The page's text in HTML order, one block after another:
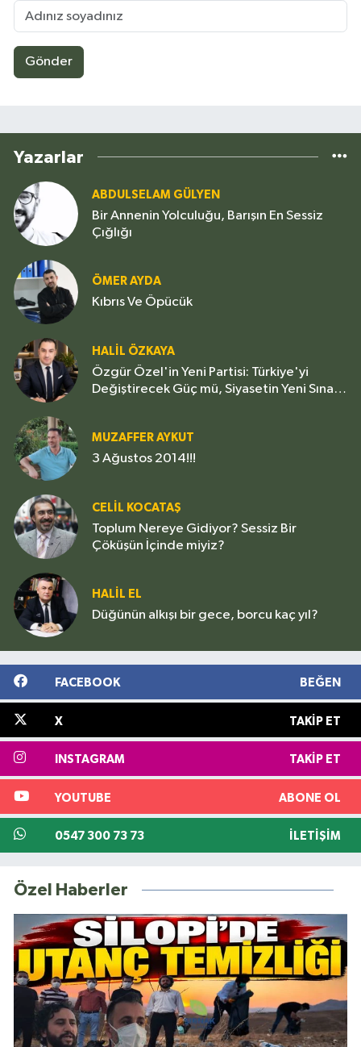
Gönder
Yazarlar
ABDULSELAM GÜLYEN
Bir Annenin Yolculuğu, Barışın En Sessiz
Çığlığı
ÖMER AYDA
Kıbrıs Ve Öpücük
HALIL ÖZKAYA
Özgür Özel'in Yeni Partisi: Türkiye'yi
Değiştirecek Güç mü, Siyasetin Yeni Sınavı
MUZAFFER AYKUT
3 Ağustos 2014!!!
CELIL KOCATAŞ
Toplum Nereye Gidiyor? Sessiz Bir
Çöküşün İçinde miyiz?
HALIL EL
Düğünün alkışı bir gece, borcu kaç yıl?
FACEBOOK BEĞEN
X TAKIP ET
INSTAGRAM TAKIP ET
YOUTUBE ABONE OL
0547 300 73 73 İLETIŞIM
Özel Haberler